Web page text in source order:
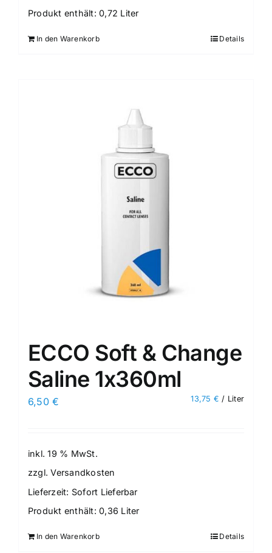
Produkt enthält: 0,72 Liter
In den Warenkorb Details
ECCO Soft & Change
Saline 1x360ml
6,50€ 13,75 € / Liter
inkl. 19 % MwSt.
zzgl.Versandkosten
Lieferzeit: Sofort Lieferbar
Produkt enthält: 0,36 Liter
In den Warenkorb Details